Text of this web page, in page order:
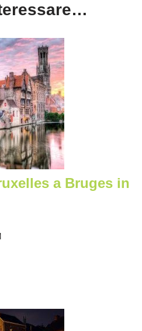
a Bruges in